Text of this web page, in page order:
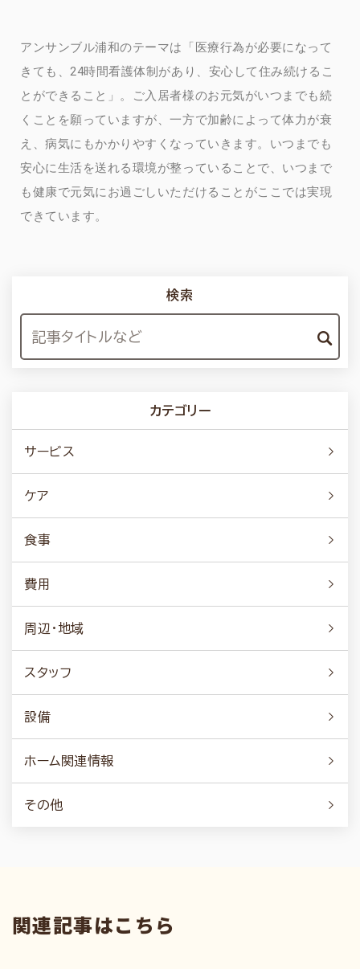
アンサンブル浦和のテーマは「医療行為が必要になって
きても、24時間看護体制があり、安心して住み続けるこ
とができること」。ご入居者様のお元気がいつまでも続
くことを願っていますが、一方で加齢によって体力が衰
え、病気にもかかりやすくなっていきます。いつまでも
安心に生活を送れる環境が整っていることで、いつまで
も健康で元気にお過ごしいただけることがここでは実現
できています。
検索
カテゴリー
サービス
ケア
食事
費用
周辺・地域
スタッフ
設備
ホーム関連情報
その他
関連記事はこちら